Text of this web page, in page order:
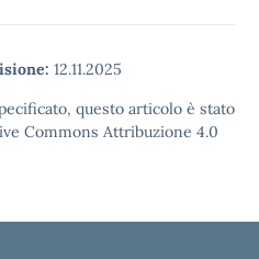
12.11.2025
questo articolo è stato
Commons Attribuzione 4.0